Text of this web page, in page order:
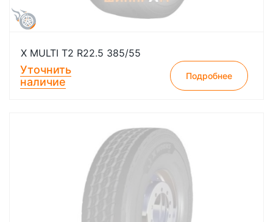
X MULTI T2 R22.5 385/55
Уточнить
наличие
Подробнее